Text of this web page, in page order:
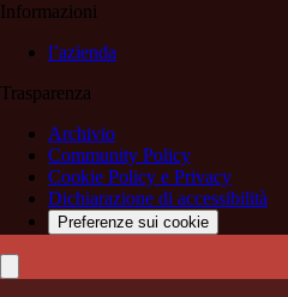
Informazioni
l’azienda
Trasparenza
Archivio
Community Policy
Cookie Policy e Privacy
Dichiarazione di accessibilità
Preferenze sui cookie